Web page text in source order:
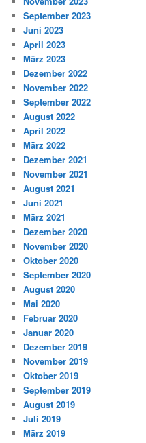
September 2023
Juni 2023
April 2023
März 2023
Dezember 2022
November 2022
September 2022
August 2022
April 2022
März 2022
Dezember 2021
November 2021
August 2021
Juni 2021
März 2021
Dezember 2020
November 2020
Oktober 2020
September 2020
August 2020
Mai 2020
Februar 2020
Januar 2020
Dezember 2019
November 2019
Oktober 2019
September 2019
August 2019
Juli 2019
März 2019